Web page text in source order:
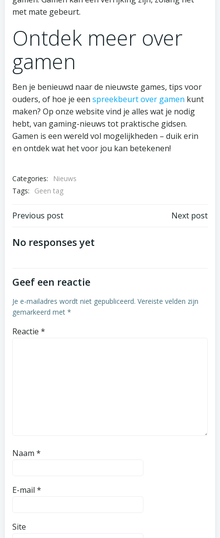
met mate gebeurt.
Ontdek meer over
gamen
Ben je benieuwd naar de nieuwste games, tips voor
ouders, of hoe je een spreekbeurt over gamen kunt
maken? Op onze website vind je alles wat je nodig
hebt, van gaming-nieuws tot praktische gidsen.
Gamen is een wereld vol mogelijkheden – duik erin
en ontdek wat het voor jou kan betekenen!
Categories:
Nieuws
Tags:
Geen tag
Bericht
navigatie
Previous post
BerichtNext post
No responses yet
Geef een reactie
Je e-mailadres wordt niet gepubliceerd. Vereiste velden zijn
gemarkeerd met *
Reactie *
Naam *
E-mail *
Site